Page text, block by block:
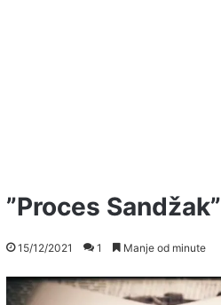
”Proces Sandžak”
15/12/2021 1 Manje od minute